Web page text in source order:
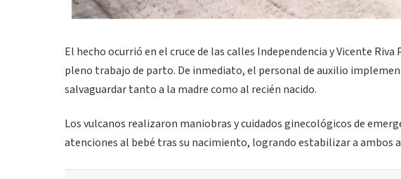
El hecho ocurrió en el cruce de las calles Independencia y Vicente
pleno trabajo de parto. De inmediato, el personal de auxilio
salvaguardar tanto a la madre como al recién nacido.
Los vulcanos realizaron maniobras y cuidados ginecológicos de
atenciones al bebé tras su nacimiento, logrando estabilizar a ambos